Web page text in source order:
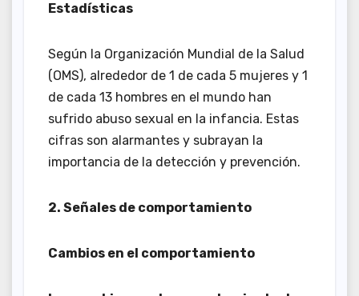
Estadísticas
Según la Organización Mundial de la Salud
(OMS), alrededor de 1 de cada 5 mujeres y 1
de cada 13 hombres en el mundo han
sufrido abuso sexual en la infancia. Estas
cifras son alarmantes y subrayan la
importancia de la detección y prevención.
2. Señales de comportamiento
Cambios en el comportamiento